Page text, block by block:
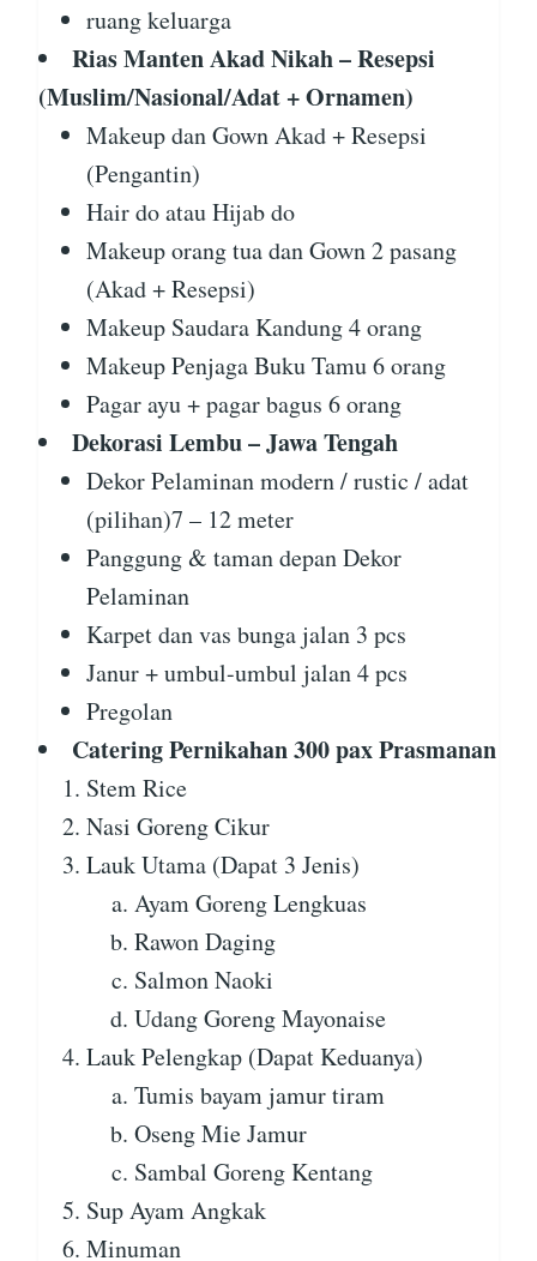
ruang keluarga
Rias Manten Akad Nikah – Resepsi
(Muslim/Nasional/Adat + Ornamen)
Makeup dan Gown Akad + Resepsi
(Pengantin)
Hair do atau Hijab do
Makeup orang tua dan Gown 2 pasang
(Akad + Resepsi)
Makeup Saudara Kandung 4 orang
Makeup Penjaga Buku Tamu 6 orang
Pagar ayu + pagar bagus 6 orang
Dekorasi Lembu – Jawa Tengah
Dekor Pelaminan modern / rustic / adat
(pilihan)7 – 12 meter
Panggung & taman depan Dekor
Pelaminan
Karpet dan vas bunga jalan 3 pcs
Janur + umbul-umbul jalan 4 pcs
Pregolan
Catering Pernikahan 300 pax Prasmanan
Stem Rice
Nasi Goreng Cikur
Lauk Utama (Dapat 3 Jenis)
Ayam Goreng Lengkuas
Rawon Daging
Salmon Naoki
Udang Goreng Mayonaise
Lauk Pelengkap (Dapat Keduanya)
Tumis bayam jamur tiram
Oseng Mie Jamur
Sambal Goreng Kentang
Sup Ayam Angkak
Minuman